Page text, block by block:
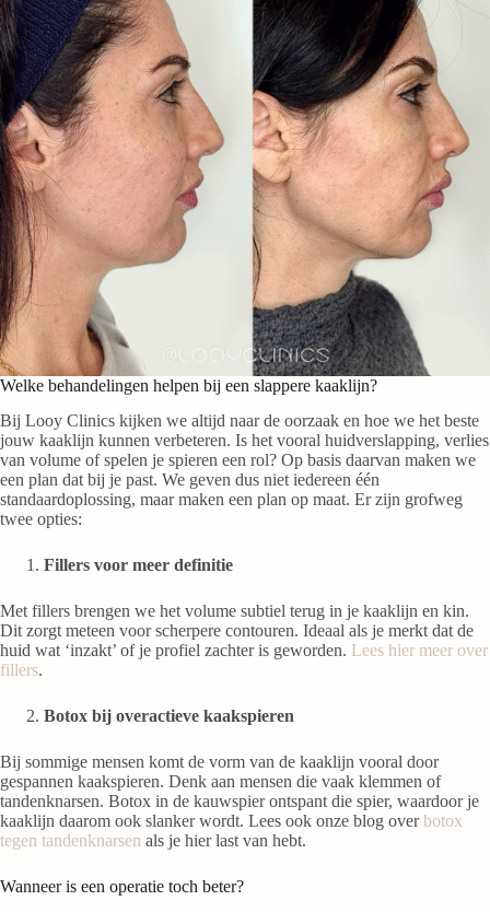
Welke behandelingen helpen bij een slappere kaaklijn?
Bij Looy Clinics kijken we altijd naar de oorzaak en hoe we het beste
jouw kaaklijn kunnen verbeteren. Is het vooral huidverslapping, verlies
van volume of spelen je spieren een rol? Op basis daarvan maken we
een plan dat bij je past. We geven dus niet iedereen één
standaardoplossing, maar maken een plan op maat. Er zijn grofweg
twee opties:
Fillers voor meer definitie
Met fillers brengen we het volume subtiel terug in je kaaklijn en kin.
Dit zorgt meteen voor scherpere contouren. Ideaal als je merkt dat de
huid wat ‘inzakt’ of je profiel zachter is geworden. Lees hier meer over
fillers.
Botox bij overactieve kaakspieren
Bij sommige mensen komt de vorm van de kaaklijn vooral door
gespannen kaakspieren. Denk aan mensen die vaak klemmen of
tandenknarsen. Botox in de kauwspier ontspant die spier, waardoor je
kaaklijn daarom ook slanker wordt. Lees ook onze blog overbotox
tegen tandenknarsen als je hier last van hebt.
Wanneer is een operatie toch beter?